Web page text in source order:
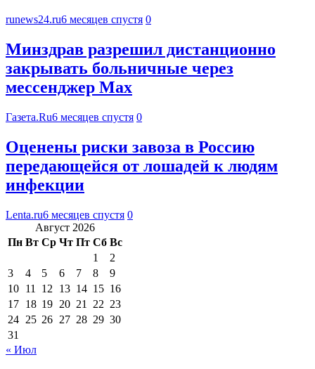
runews24.ru6 месяцев спустя 0
Минздрав разрешил дистанционно
закрывать больничные через
мессенджер Max
Газета.Ru6 месяцев спустя 0
Оценены риски завоза в Россию
передающейся от лошадей к людям
инфекции
Lenta.ru6 месяцев спустя 0
Август 2026
Пн Вт Ср Чт Пт Сб Вс
1
2
3
4 5 6 7 8
9
10 11 12 13 14 15 16
17 18 19 20 21 22 23
24 25 26 27 28 29 30
31
« Июл